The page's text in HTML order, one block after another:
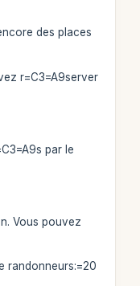
des places
r=C3=A9server
par le
Vous pouvez
randonneurs:=20